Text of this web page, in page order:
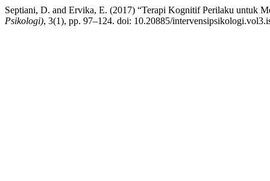
Septiani, D. and Ervika, E. (2017) “Terapi Kognitif Perilaku untuk
Psikologi), 3(1), pp. 97–124. doi: 10.20885/